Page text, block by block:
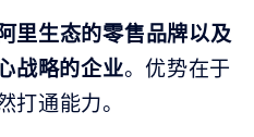
里生态的零售品牌以及
战略的企业。优势在于
打通能力。